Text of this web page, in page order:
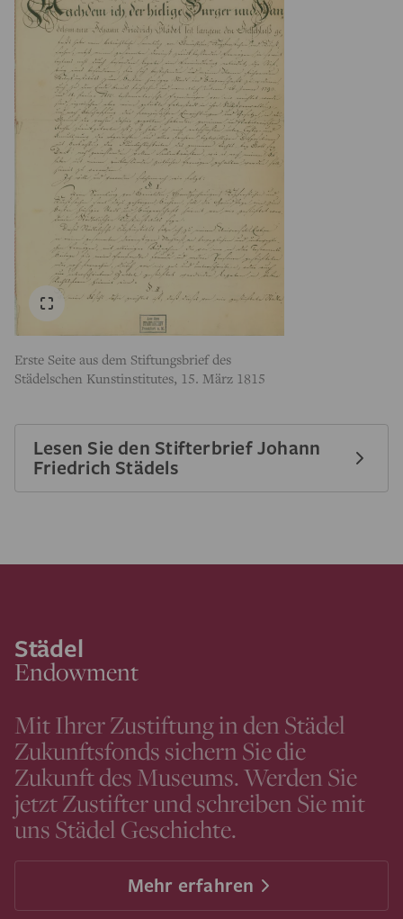
Erste Seite aus dem Stiftungsbrief des
Städelschen Kunstinstitutes, 15. März 1815
Lesen Sie den Stifterbrief Johann
Friedrich Städels
Städel
Endowment
Mit Ihrer Zustiftung in den Städel
Zukunftsfonds sichern Sie die
Zukunft des Museums. Werden Sie
jetzt Zustifter und schreiben Sie mit
uns Städel Geschichte.
Mehr erfahren